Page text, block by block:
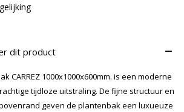
dit product –
CARREZ 1000x1000x600mm. is een moderne
tijdloze uitstraling. De fijne structuur en
geven de plantenbak een luxueuze